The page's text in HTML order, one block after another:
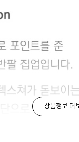
상품정보 더